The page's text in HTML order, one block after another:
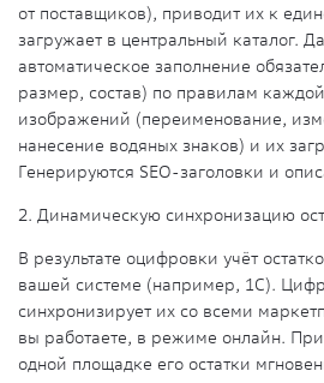
от поставщиков), приводит их к
загружает в центральный каталог.
автоматическое заполнение
размер, состав) по правилам
изображений (переименование,
нанесение водяных знаков) и их
Генерируются SEO-заголовки и
2. Динамическую синхронизацию
В результате оцифровки учёт
вашей системе (например, 1С).
синхронизирует их со всеми
вы работаете, в режиме онлайн.
одной площадке его остатки